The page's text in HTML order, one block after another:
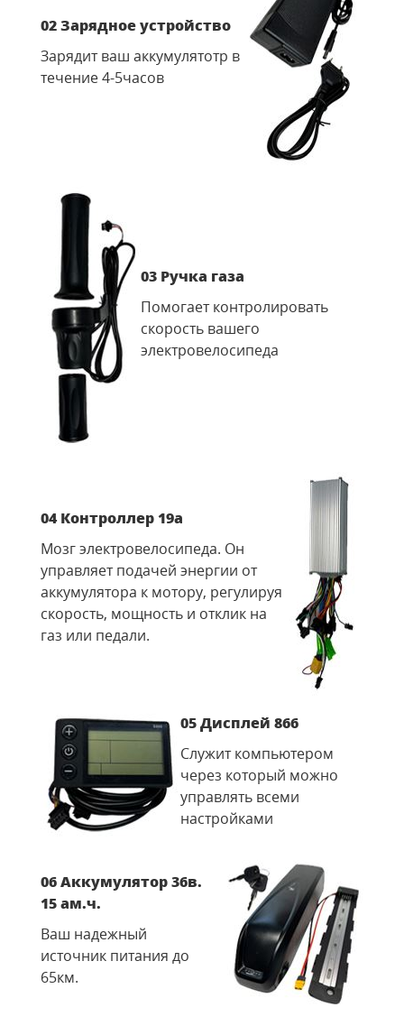
02 Зарядное устройство
Зарядит ваш аккумулятотр в
течение 4-5часов
03 Ручка газа
Помогает контролировать
скорость вашего
электровелосипеда
04 Контроллер 19а
Мозг электровелосипеда. Он
управляет подачей энергии от
аккумулятора к мотору, регулируя
скорость, мощность и отклик на
газ или педали.
05 Дисплей 866
Служит компьютером
через который можно
управлять всеми
настройками
06 Аккумулятор 36в.
15 ам.ч.
Ваш надежный
источник питания до
65км.